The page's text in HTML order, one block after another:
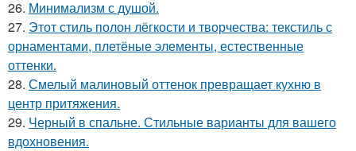
26. Минимализм с душой.
27. Этот стиль полон лёгкости и творчества: текстиль с
орнаментами, плетёные элементы, естественные
оттенки.
28. Смелый малиновый оттенок превращает кухню в
центр притяжения.
29. Черный в спальне. Стильные варианты для вашего
вдохновения.